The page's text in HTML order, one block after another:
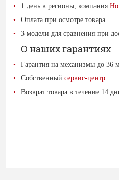
1 день в регионы, компания
Оплата при осмотре товара
3 модели для сравнения при
О наших гарантиях
Гарантия на механизмы до 36
Собственныйсервис-центр
Возврат товара в течение 14